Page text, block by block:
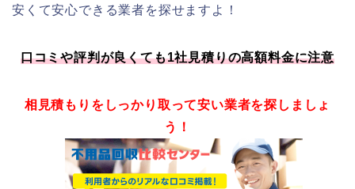
安くて安心できる業者を探せますよ！
口コミや評判が良くても1社見積りの高額料金に注意
相見積もりをしっかり取って安い業者を探しましょ
う！